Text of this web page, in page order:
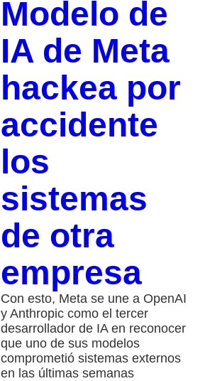
Modelo de
IA de Meta
hackea por
accidente
los
sistemas
de otra
empresa
Con esto, Meta se une a OpenAI
y Anthropic como el tercer
desarrollador de IA en reconocer
que uno de sus modelos
comprometió sistemas externos
en las últimas semanas